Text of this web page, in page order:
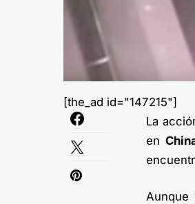
[the_ad id="147215"]
La
en